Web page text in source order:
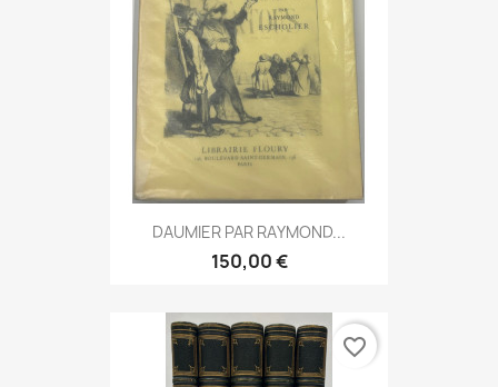
DAUMIER PAR RAYMOND...
150,00 €
favorite_border